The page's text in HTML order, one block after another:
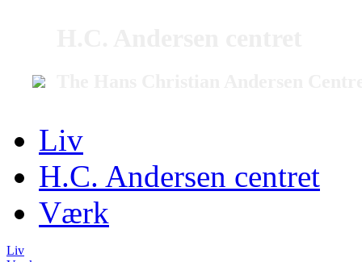
Liv
H.C. Andersen centret
Værk
Liv